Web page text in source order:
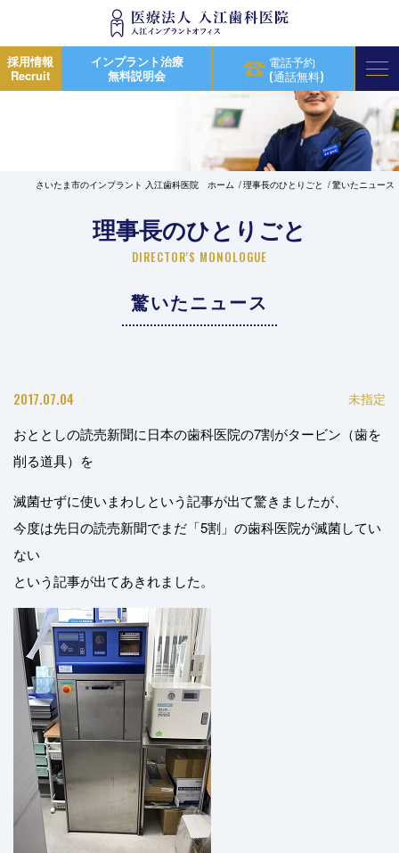
採用情報
Recruit
インプラント治療
無料説明会
電話予約
(通話無料)
さいたま市のインプラント 入江歯科医院 ホーム 理事長のひとりごと 驚いたニュース
理事長のひとりごと
DIRECTOR'S MONOLOGUE
驚いたニュース
2017.07.04 未指定
おととしの読売新聞に日本の歯科医院の7割がタービン（歯を
削る道具）を
滅菌せずに使いまわしという記事が出て驚きましたが、
今度は先日の読売新聞でまだ「5割」の歯科医院が滅菌してい
ない
という記事が出てあきれました。